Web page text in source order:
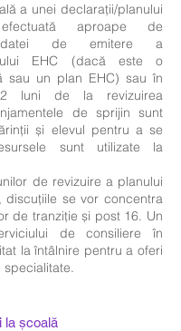
a unei declarații/planului
aproape de
datei de emitere a
EHC (dacă este o
sau un plan EHC) sau în
luni de la revizuirea
de sprijin sunt
și elevul pentru a se
sunt utilizate la
de revizuire a planului
discuțiile se vor concentra
de tranziție și post 16. Un
de consiliere în
la întâlnire pentru a oferi
la școală